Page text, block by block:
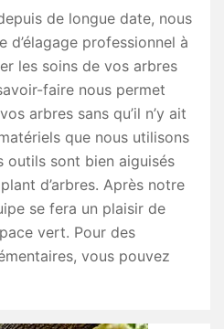
de longue date, nous
d’élagage professionnel à
les soins de vos arbres
faire nous permet
arbres sans qu’il n’y ait
que nous utilisons
outils sont bien aiguisés
d’arbres. Après notre
se fera un plaisir de
vert. Pour des
vous pouvez